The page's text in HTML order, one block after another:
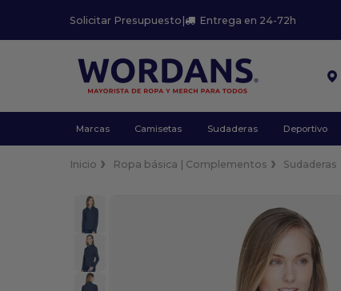
Solicitar Presupuesto | Entrega en 24-72h
Marcas Camisetas Sudaderas Deportivo
Inicio Ropa básica | Complementos Sudaderas